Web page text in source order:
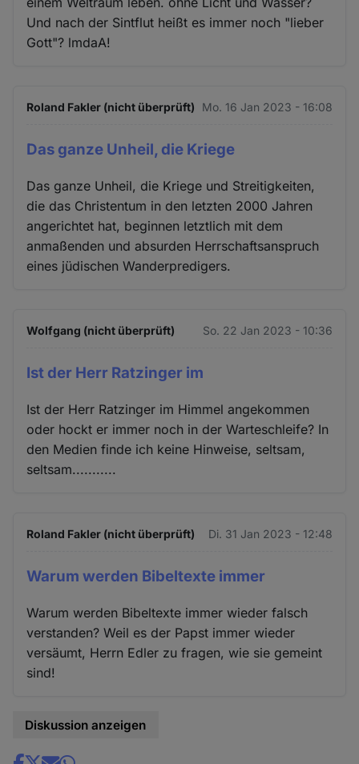
Und nach der Sintflut heißt es immer noch "lieber
Gott"? lmdaA!
Roland Fakler (nicht überprüft) Mo. 16 Jan 2023 - 16:08
Das ganze Unheil, die Kriege
Das ganze Unheil, die Kriege und Streitigkeiten,
die das Christentum in den letzten 2000 Jahren
angerichtet hat, beginnen letztlich mit dem
anmaßenden und absurden Herrschaftsanspruch
eines jüdischen Wanderpredigers.
Wolfgang (nicht überprüft) So. 22 Jan 2023 - 10:36
Ist der Herr Ratzinger im
Ist der Herr Ratzinger im Himmel angekommen
oder hockt er immer noch in der Warteschleife? In
den Medien finde ich keine Hinweise, seltsam,
seltsam...........
Roland Fakler (nicht überprüft) Di. 31 Jan 2023 - 12:48
Warum werden Bibeltexte immer
Warum werden Bibeltexte immer wieder falsch
verstanden? Weil es der Papst immer wieder
versäumt, Herrn Edler zu fragen, wie sie gemeint
sind!
Diskussion anzeigen